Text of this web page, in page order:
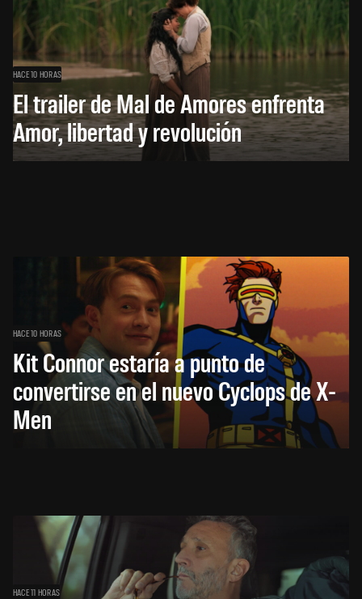
HACE 10 HORAS
El trailer de Mal de Amores enfrenta
Amor, libertad y revolución
HACE 10 HORAS
Kit Connor estaría a punto de
convertirse en el nuevo Cyclops de X-
Men
HACE 11 HORAS